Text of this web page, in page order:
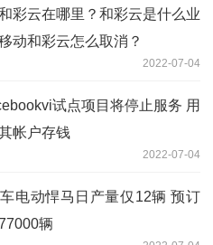
彩云在哪里？和彩云是什么业
动和彩云怎么取消？
2022-07-04
试点项目将停止服务 用
帐户存钱
2022-07-04
电动悍马日产量仅12辆 预订
辆